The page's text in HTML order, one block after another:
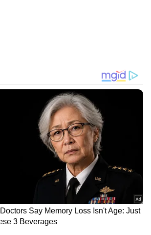
ഇങ്ങനെ ഉപയോ​ഗിക്കാം...